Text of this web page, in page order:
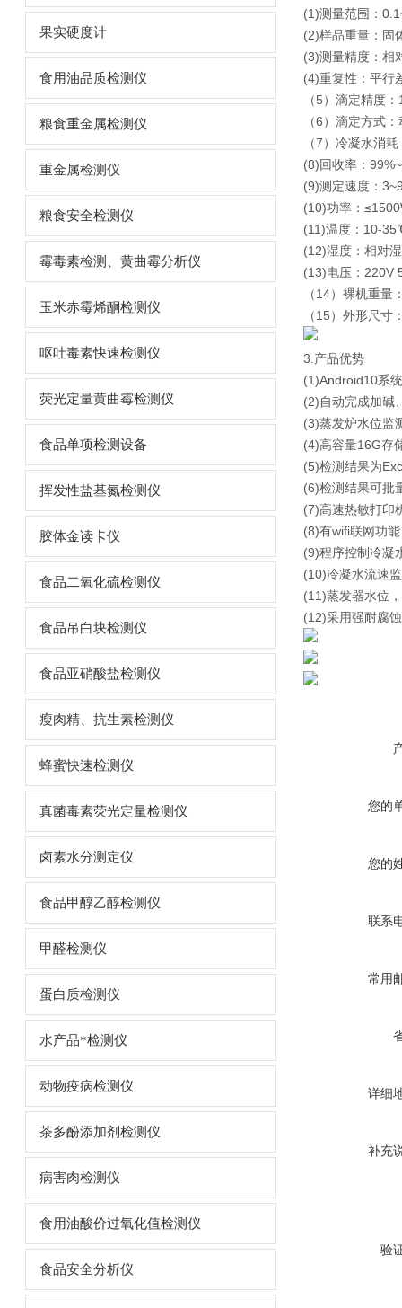
果实硬度计
食用油品质检测仪
粮食重金属检测仪
重金属检测仪
粮食安全检测仪
霉毒素检测、黄曲霉分析仪
玉米赤霉烯酮检测仪
呕吐毒素快速检测仪
荧光定量黄曲霉检测仪
食品单项检测设备
挥发性盐基氮检测仪
胶体金读卡仪
食品二氧化硫检测仪
食品吊白块检测仪
食品亚硝酸盐检测仪
瘦肉精、抗生素检测仪
蜂蜜快速检测仪
真菌毒素荧光定量检测仪
卤素水分测定仪
食品甲醇乙醇检测仪
甲醛检测仪
蛋白质检测仪
水产品*检测仪
动物疫病检测仪
茶多酚添加剂检测仪
病害肉检测仪
食用油酸价过氧化值检测仪
食品安全分析仪
(1)测量范围：
(2)样品重量：固
(3)测量精度：相
(4)重复性：平行
（5）滴定精度
（6）滴定方式
（7）冷凝水消
(8)回收率：
(9)测定速度：
(10)功率：
(11)温度：10-
(12)湿度：相对
(13)电压：220V
（14）裸机重量
（15）外形尺
3.产品优势
(1)Android10系
(2)自动完成加碱
(3)蒸发炉水位监
(4)高容量16G存
(5)检测结果为
(6)检测结果可批
(7)高速热敏打印
(8)有wifi联网功
(9)程序控制冷凝
(10)冷凝水流速
(11)蒸发器水位
(12)采用强耐腐
您的
您的
联系
常用
详细
补充
验